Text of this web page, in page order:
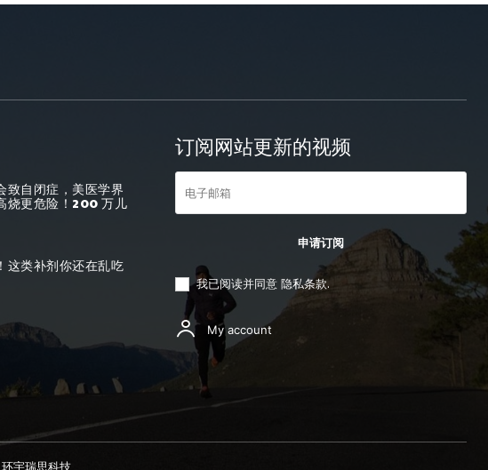
致自闭症，美医学界
烧更危险！200 万儿
这类补剂你还在乱吃
订阅网站更新的视频
申请订阅
我已阅读并同意 隐私条款.
My account
宇瑞思科技